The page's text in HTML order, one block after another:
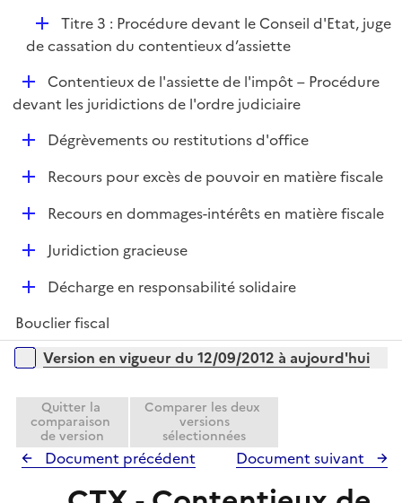
i
e
r
D
é
l
i
e
r
Titre 3 : Procédure devant le Conseil d'Etat, juge
de cassation du contentieux d’assiette
D
é
Contentieux de l'assiette de l'impôt – Procédure
devant les juridictions de l'ordre judiciaire
DDégrèvements ou restitutions d'office
DRecours pour excès de pouvoir en matière fiscale
D
p
e
r
Recours en dommages-intérêts en matière fiscale
D
i
e
Juridiction gracieuse
D
p
e
r
Décharge en responsabilité solidaire
Bouclier fiscal
Versions sur la période
Version en vigueur du 12/09/2012 à aujourd'hui
Quitter la
comparaison
de version
Comparer les deux
versions
sélectionnées
Document précédent Document suivant